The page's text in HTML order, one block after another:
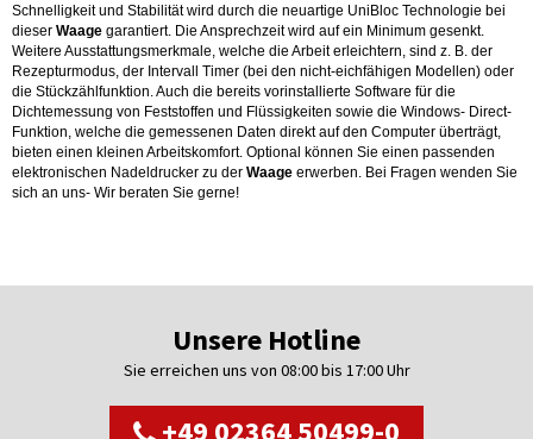
Schnelligkeit und Stabilität wird durch die neuartige UniBloc Technologie bei
dieser Waage garantiert. Die Ansprechzeit wird auf ein Minimum gesenkt.
Weitere Ausstattungsmerkmale, welche die Arbeit erleichtern, sind z. B. der
Rezepturmodus, der Intervall Timer (bei den nicht-eichfähigen Modellen) oder
die Stückzählfunktion. Auch die bereits vorinstallierte Software für die
Dichtemessung von Feststoffen und Flüssigkeiten sowie die Windows- Direct-
Funktion, welche die gemessenen Daten direkt auf den Computer überträgt,
bieten einen kleinen Arbeitskomfort. Optional können Sie einen passenden
elektronischen Nadeldrucker zu der Waage erwerben. Bei Fragen wenden Sie
sich an uns- Wir beraten Sie gerne!
Unsere Hotline
Sie erreichen uns von 08:00 bis 17:00 Uhr
+49 02364 50499-0